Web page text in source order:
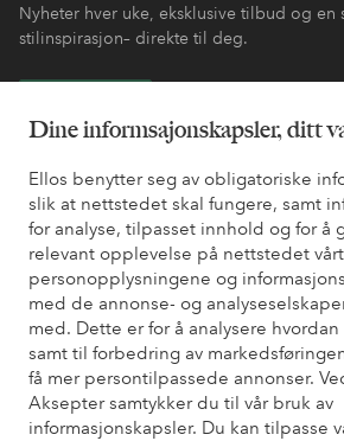
Dine informsajonskapsler, ditt
Ellos benytter seg av obligatoriske
slik at nettstedet skal fungere, samt
for analyse, tilpasset innhold og for å
relevant opplevelse på nettstedet
personopplysningene og
med de annonse- og
med. Dette er for å analysere
samt til forbedring av
få mer persontilpassede annonser.
Aksepter samtykker du til vår bruk av
informasjonskapsler. Du kan tilpasse
Nyheter hver uke, eksklusive tilbud og en
stilinspirasjon– direkte til deg.
Trenger du hjelp?
Du finner svar på de vanligste
også informasjon om hvordan du kan
Kundeservice Bestilling